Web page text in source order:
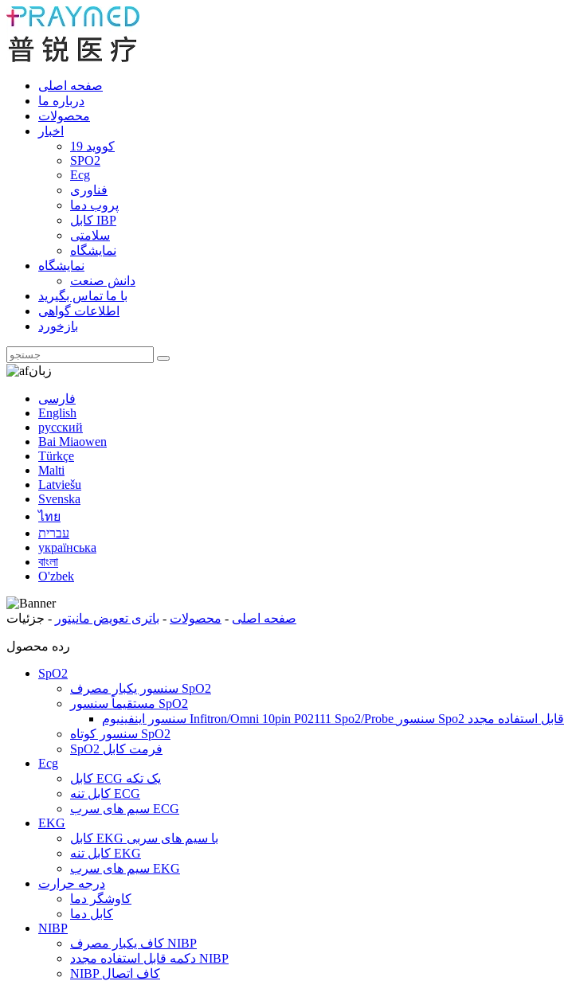
صفحه اصلی
درباره ما
محصولات
اخبار
کووید 19
SPO2
Ecg
فناوری
پروب دما
کابل IBP
سلامتی
نمایشگاه
نمایشگاه
دانش صنعت
با ما تماس بگیرید
اطلاعات گواهی
بازخورد
زبان
فارسی
English
русский
Bai Miaowen
Türkçe
Malti
Latviešu
Svenska
ไทย
עברית
українська
বাংলা
O'zbek
صفحه اصلی - محصولات - باتری تعویض مانیتور - جزئیات
رده محصول
SpO2
سنسور یکبار مصرف SpO2
مستقیماً سنسور SpO2
سنسور اینفینیوم Infitron/Omni 10pin P02111 Spo2/Probe سنسور Spo2 قابل استفاده مجدد
سنسور کوتاه SpO2
SpO2 فرمت کابل
Ecg
کابل ECG یک تکه
کابل تنه ECG
سیم های سرب ECG
EKG
کابل EKG با سیم های سربی
کابل تنه EKG
سیم های سرب EKG
درجه حرارت
کاوشگر دما
کابل دما
NIBP
کاف یکبار مصرف NIBP
دکمه قابل استفاده مجدد NIBP
NIBP کاف اتصال